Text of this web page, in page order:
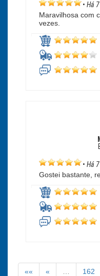
• Há
Maravilhosa com
vezes.
• Há
Gostei bastante,
«« « 162